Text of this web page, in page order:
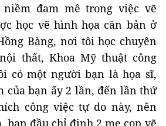
đam mê trong việc vẽ
học vẽ hình họa căn bản ở
Bàng, nơi tôi học chuyên
thất, Khoa Mỹ thuật công
có một người bạn là họa sĩ,
của bạn ấy 2 lần, đến lần thứ
công việc tự do này, nên
ban đầu chỉ định 2 mẹ con vẽ